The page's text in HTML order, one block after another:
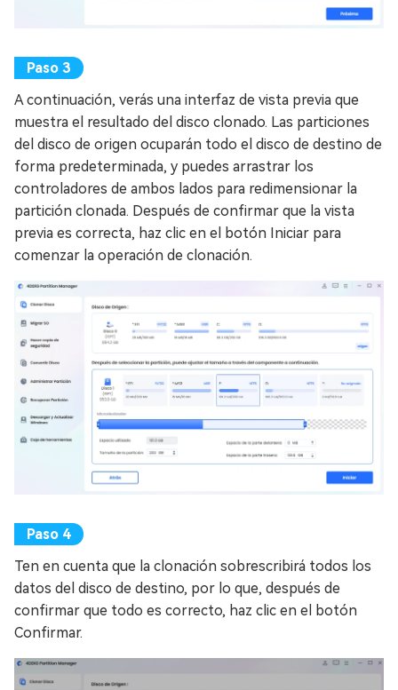
A continuación, verás una interfaz de vista previa que
muestra el resultado del disco clonado. Las particiones
del disco de origen ocuparán todo el disco de destino de
forma predeterminada, y puedes arrastrar los
controladores de ambos lados para redimensionar la
partición clonada. Después de confirmar que la vista
previa es correcta, haz clic en el botón Iniciar para
comenzar la operación de clonación.
Ten en cuenta que la clonación sobrescribirá todos los
datos del disco de destino, por lo que, después de
confirmar que todo es correcto, haz clic en el botón
Confirmar.